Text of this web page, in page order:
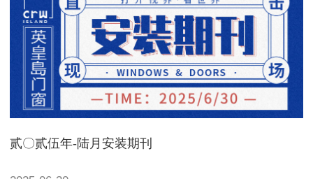
贰〇贰伍年-陆月安装期刊